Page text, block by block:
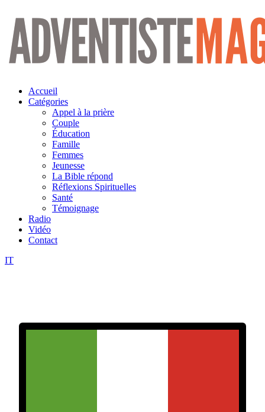
Aller
contenu
Accueil
Catégories
Appel à la prière
Couple
Éducation
Famille
Femmes
Jeunesse
La Bible répond
Réflexions Spirituelles
Santé
Témoignage
Radio
Vidéo
Contact
IT